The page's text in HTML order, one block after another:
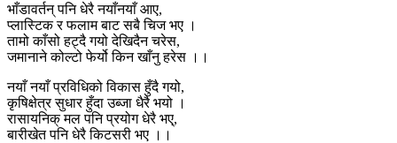
भाँडावर्तन् पनि धेरै नयाँनयाँ आए,
प्लास्टिक र फलाम बाट सबै चिज भए ।
तामो काँसो हट्दै गयो देखिदैन चरेस,
जमानाने कोल्टो फेर्यो किन खाँनु हरेस ।।
नयाँ नयाँ प्रविधिको विकास हुँदै गयो,
कृषिक्षेत्र सुधार हुँदा उब्जा धैरै भयो ।
रासायनिक् मल पनि प्रयोग धेरै भए्,
बारीखेत पनि धेरै किटसरी भए ।।